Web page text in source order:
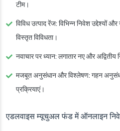
टीम।
विविध उत्पाद रेंज: विभिन्न निवेश उद्देश्यों
विस्तृत विविधता।
नवाचार पर ध्यान: लगातार नए और
मजबूत अनुसंधान और विश्लेषण: गहन
प्रक्रियाएं।
एडलवाइस म्यूचुअल फंड में ऑनलाइन